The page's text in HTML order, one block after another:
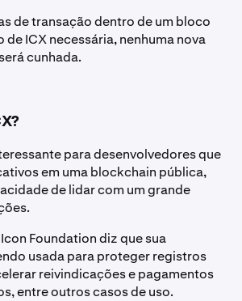
de transação dentro de um bloco
de ICX necessária, nenhuma nova
cunhada.
para desenvolvedores que
em uma blockchain pública,
de lidar com um grande
Foundation diz que sua
usada para proteger registros
reivindicações e pagamentos
entre outros casos de uso.